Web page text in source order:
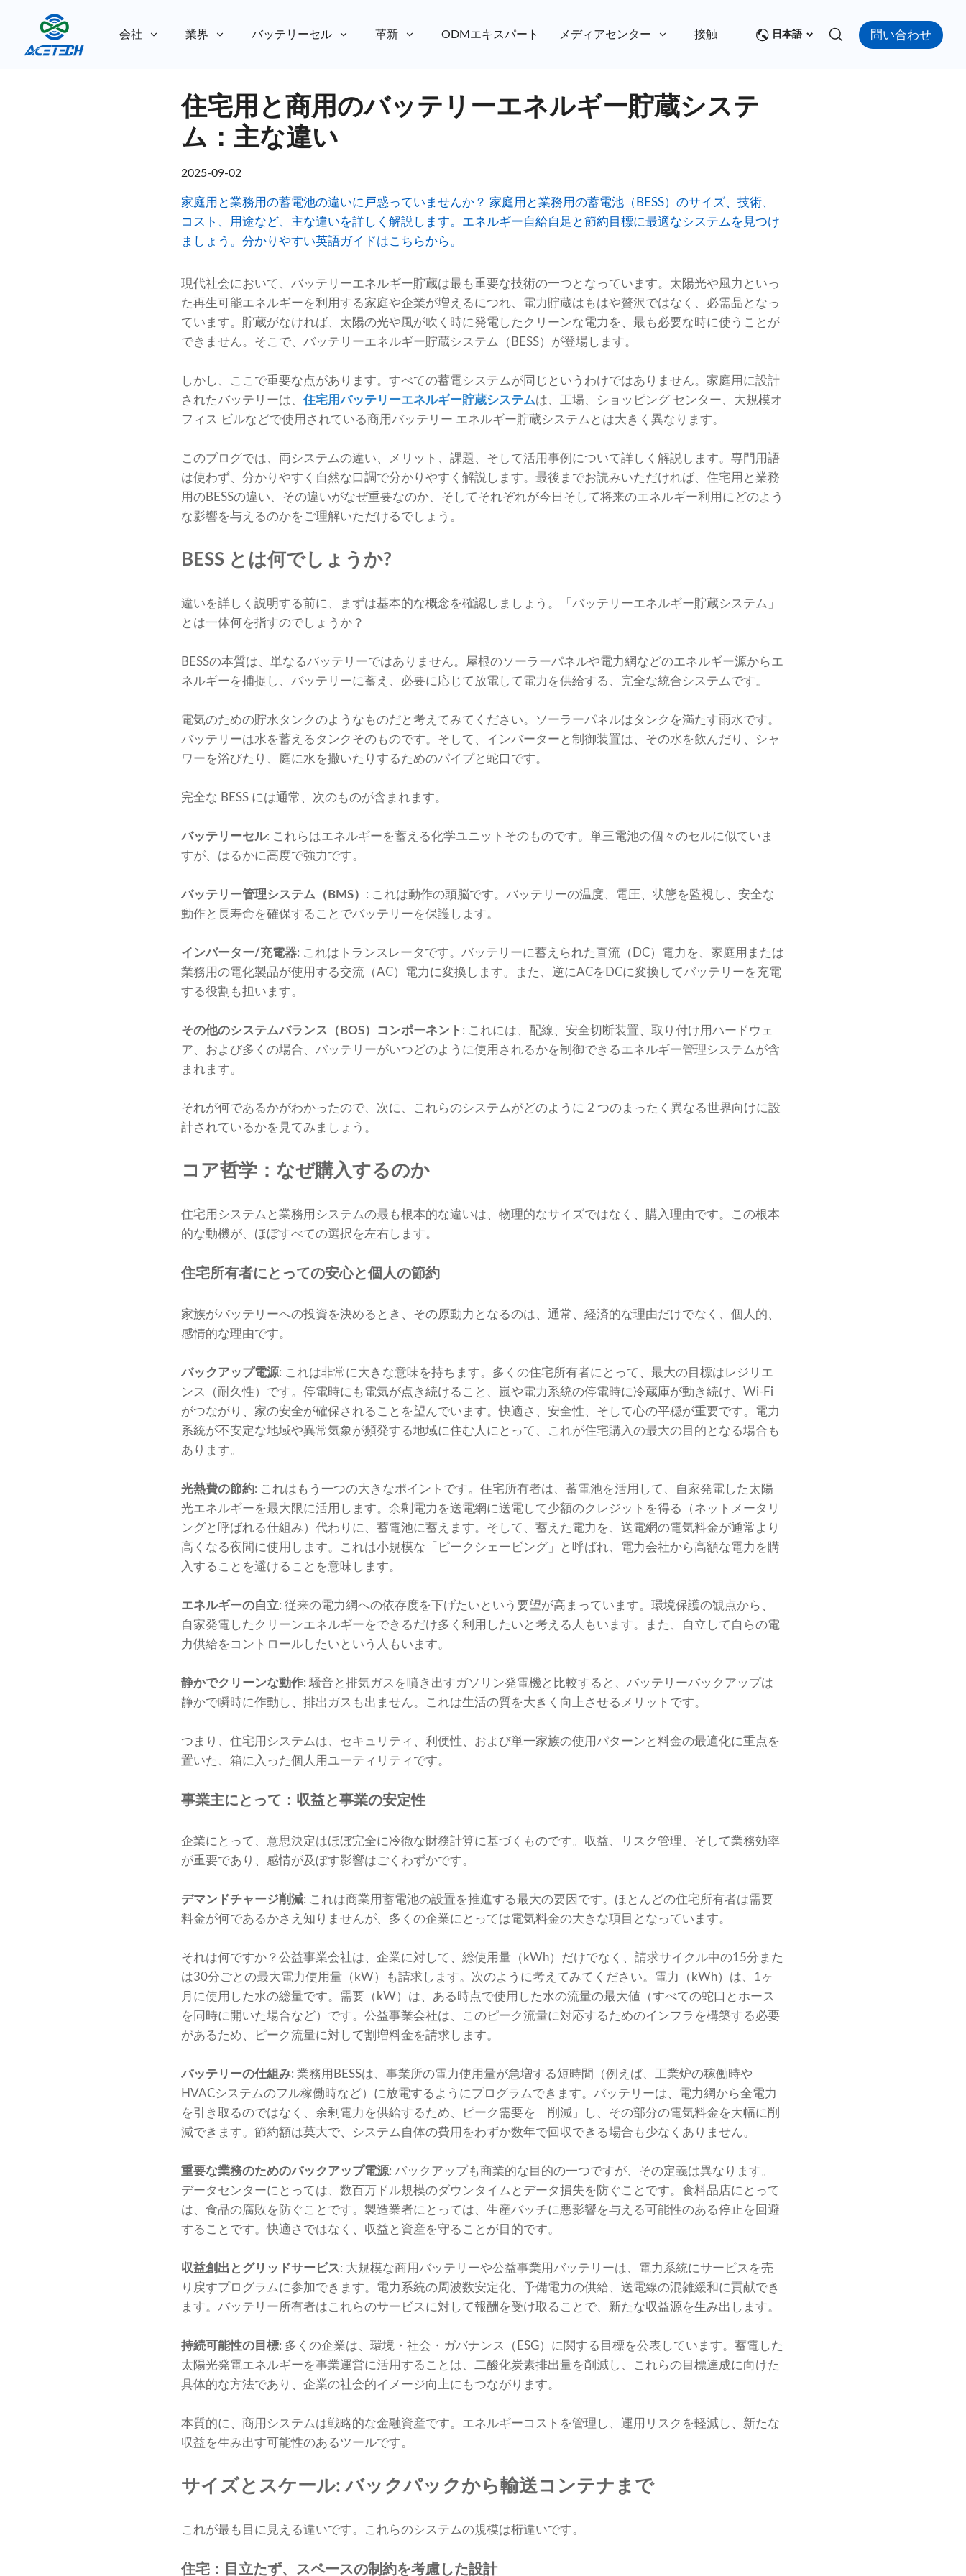
会社 業界 バッテリーセル 革新 ODMエキスパート メディアセンター 接触 日本語 問い合わせ
住宅用と商用のバッテリーエネルギー貯蔵システ
ム：主な違い
2025-09-02
家庭用と業務用の蓄電池の違いに戸惑っていませんか？ 家庭用と業務用の蓄電池（BESS）のサイズ、技術、
コスト、用途など、主な違いを詳しく解説します。エネルギー自給自足と節約目標に最適なシステムを見つけ
ましょう。分かりやすい英語ガイドはこちらから。
現代社会において、バッテリーエネルギー貯蔵は最も重要な技術の一つとなっています。太陽光や風力といっ
た再生可能エネルギーを利用する家庭や企業が増えるにつれ、電力貯蔵はもはや贅沢ではなく、必需品となっ
ています。貯蔵がなければ、太陽の光や風が吹く時に発電したクリーンな電力を、最も必要な時に使うことが
できません。そこで、バッテリーエネルギー貯蔵システム（BESS）が登場します。
しかし、ここで重要な点があります。すべての蓄電システムが同じというわけではありません。家庭用に設計
されたバッテリーは、 住宅用バッテリーエネルギー貯蔵システムは、工場、ショッピング センター、大規模オ
フィス ビルなどで使用されている商用バッテリー エネルギー貯蔵システムとは大きく異なります。
このブログでは、両システムの違い、メリット、課題、そして活用事例について詳しく解説します。専門用語
は使わず、分かりやすく自然な口調で分かりやすく解説します。最後までお読みいただければ、住宅用と業務
用のBESSの違い、その違いがなぜ重要なのか、そしてそれぞれが今日そして将来のエネルギー利用にどのよう
な影響を与えるのかをご理解いただけるでしょう。
BESS とは何でしょうか?
違いを詳しく説明する前に、まずは基本的な概念を確認しましょう。「バッテリーエネルギー貯蔵システム」
とは一体何を指すのでしょうか？
BESSの本質は、単なるバッテリーではありません。屋根のソーラーパネルや電力網などのエネルギー源からエ
ネルギーを捕捉し、バッテリーに蓄え、必要に応じて放電して電力を供給する、完全な統合システムです。
電気のための貯水タンクのようなものだと考えてみてください。ソーラーパネルはタンクを満たす雨水です。
バッテリーは水を蓄えるタンクそのものです。そして、インバーターと制御装置は、その水を飲んだり、シャ
ワーを浴びたり、庭に水を撒いたりするためのパイプと蛇口です。
完全な BESS には通常、次のものが含まれます。
バッテリーセル: これらはエネルギーを蓄える化学ユニットそのものです。単三電池の個々のセルに似ていま
すが、はるかに高度で強力です。
バッテリー管理システム（BMS） : これは動作の頭脳です。バッテリーの温度、電圧、状態を監視し、安全な
動作と長寿命を確保することでバッテリーを保護します。
インバーター/充電器: これはトランスレータです。バッテリーに蓄えられた直流（DC）電力を、家庭用または
業務用の電化製品が使用する交流（AC）電力に変換します。また、逆にACをDCに変換してバッテリーを充電
する役割も担います。
その他のシステムバランス（BOS）コンポーネント : これには、配線、安全切断装置、取り付け用ハードウェ
ア、および多くの場合、バッテリーがいつどのように使用されるかを制御できるエネルギー管理システムが含
まれます。
それが何であるかがわかったので、次に、これらのシステムがどのように 2 つのまったく異なる世界向けに設
計されているかを見てみましょう。
コア哲学：なぜ購入するのか
住宅用システムと業務用システムの最も根本的な違いは、物理的なサイズではなく、購入理由です。この根本
的な動機が、ほぼすべての選択を左右します。
住宅所有者にとっての安心と個人の節約
家族がバッテリーへの投資を決めるとき、その原動力となるのは、通常、経済的な理由だけでなく、個人的、
感情的な理由です。
バックアップ電源: これは非常に大きな意味を持ちます。多くの住宅所有者にとって、最大の目標はレジリエ
ンス（耐久性）です。停電時にも電気が点き続けること、嵐や電力系統の停電時に冷蔵庫が動き続け、Wi-Fi
がつながり、家の安全が確保されることを望んでいます。快適さ、安全性、そして心の平穏が重要です。電力
系統が不安定な地域や異常気象が頻発する地域に住む人にとって、これが住宅購入の最大の目的となる場合も
あります。
光熱費の節約: これはもう一つの大きなポイントです。住宅所有者は、蓄電池を活用して、自家発電した太陽
光エネルギーを最大限に活用します。余剰電力を送電網に送電して少額のクレジットを得る（ネットメータリ
ングと呼ばれる仕組み）代わりに、蓄電池に蓄えます。そして、蓄えた電力を、送電網の電気料金が通常より
高くなる夜間に使用します。これは小規模な「ピークシェービング」と呼ばれ、電力会社から高額な電力を購
入することを避けることを意味します。
エネルギーの自立: 従来の電力網への依存度を下げたいという要望が高まっています。環境保護の観点から、
自家発電したクリーンエネルギーをできるだけ多く利用したいと考える人もいます。また、自立して自らの電
力供給をコントロールしたいという人もいます。
静かでクリーンな動作: 騒音と排気ガスを噴き出すガソリン発電機と比較すると、バッテリーバックアップは
静かで瞬時に作動し、排出ガスも出ません。これは生活の質を大きく向上させるメリットです。
つまり、住宅用システムは、セキュリティ、利便性、および単一家族の使用パターンと料金の最適化に重点を
置いた、箱に入った個人用ユーティリティです。
事業主にとって：収益と事業の安定性
企業にとって、意思決定はほぼ完全に冷徹な財務計算に基づくものです。収益、リスク管理、そして業務効率
が重要であり、感情が及ぼす影響はごくわずかです。
デマンドチャージ削減: これは商業用蓄電池の設置を推進する最大の要因です。ほとんどの住宅所有者は需要
料金が何であるかさえ知りませんが、多くの企業にとっては電気料金の大きな項目となっています。
それは何ですか？公益事業会社は、企業に対して、総使用量（kWh）だけでなく、請求サイクル中の15分また
は30分ごとの最大電力使用量（kW）も請求します。次のように考えてみてください。電力（kWh）は、1ヶ
月に使用した水の総量です。需要（kW）は、ある時点で使用した水の流量の最大値（すべての蛇口とホース
を同時に開いた場合など）です。公益事業会社は、このピーク流量に対応するためのインフラを構築する必要
があるため、ピーク流量に対して割増料金を請求します。
バッテリーの仕組み: 業務用BESSは、事業所の電力使用量が急増する短時間（例えば、工業炉の稼働時や
HVACシステムのフル稼働時など）に放電するようにプログラムできます。バッテリーは、電力網から全電力
を引き取るのではなく、余剰電力を供給するため、ピーク需要を「削減」し、その部分の電気料金を大幅に削
減できます。節約額は莫大で、システム自体の費用をわずか数年で回収できる場合も少なくありません。
重要な業務のためのバックアップ電源: バックアップも商業的な目的の一つですが、その定義は異なります。
データセンターにとっては、数百万ドル規模のダウンタイムとデータ損失を防ぐことです。食料品店にとって
は、食品の腐敗を防ぐことです。製造業者にとっては、生産バッチに悪影響を与える可能性のある停止を回避
することです。快適さではなく、収益と資産を守ることが目的です。
収益創出とグリッドサービス: 大規模な商用バッテリーや公益事業用バッテリーは、電力系統にサービスを売
り戻すプログラムに参加できます。電力系統の周波数安定化、予備電力の供給、送電線の混雑緩和に貢献でき
ます。バッテリー所有者はこれらのサービスに対して報酬を受け取ることで、新たな収益源を生み出します。
持続可能性の目標: 多くの企業は、環境・社会・ガバナンス（ESG）に関する目標を公表しています。蓄電した
太陽光発電エネルギーを事業運営に活用することは、二酸化炭素排出量を削減し、これらの目標達成に向けた
具体的な方法であり、企業の社会的イメージ向上にもつながります。
本質的に、商用システムは戦略的な金融資産です。エネルギーコストを管理し、運用リスクを軽減し、新たな
収益を生み出す可能性のあるツールです。
サイズとスケール: バックパックから輸送コンテナまで
これが最も目に見える違いです。これらのシステムの規模は桁違いです。
住宅：目立たず、スペースの制約を考慮した設計